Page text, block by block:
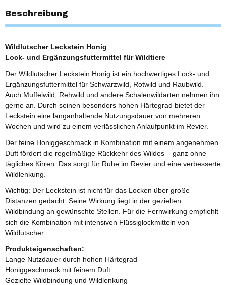
Beschreibung
Wildlutscher Leckstein Honig
Lock- und Ergänzungsfuttermittel für Wildtiere
Der Wildlutscher Leckstein Honig ist ein hochwertiges Lock- und
Ergänzungsfuttermittel für Schwarzwild, Rotwild und Raubwild.
Auch Muffelwild, Rehwild und andere Schalenwildarten nehmen ihn
gerne an. Durch seinen besonders hohen Härtegrad bietet der
Leckstein eine langanhaltende Nutzungsdauer von mehreren
Wochen und wird zu einem verlässlichen Anlaufpunkt im Revier.
Der feine Honiggeschmack in Kombination mit einem angenehmen
Duft fördert die regelmäßige Rückkehr des Wildes – ganz ohne
tägliches Kirren. Das sorgt für Ruhe im Revier und eine verbesserte
Wildlenkung.
Wichtig: Der Leckstein ist nicht für das Locken über große
Distanzen gedacht. Seine Wirkung liegt in der gezielten
Wildbindung an gewünschte Stellen. Für die Fernwirkung empfiehlt
sich die Kombination mit intensiven Flüssiglockmitteln von
Wildlutscher.
Produkteigenschaften:
Lange Nutzdauer durch hohen Härtegrad
Honiggeschmack mit feinem Duft
Gezielte Wildbindung und Wildlenkung